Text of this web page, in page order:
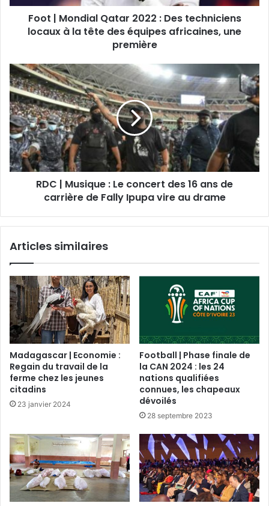
Foot | Mondial Qatar 2022 : Des techniciens
locaux à la tête des équipes africaines, une
première
RDC | Musique : Le concert des 16 ans de
carrière de Fally Ipupa vire au drame
Articles similaires
Madagascar | Economie :
Regain du travail de la
ferme chez les jeunes
citadins
23 janvier 2024
Football | Phase finale de
la CAN 2024 : les 24
nations qualifiées
connues, les chapeaux
dévoilés
28 septembre 2023